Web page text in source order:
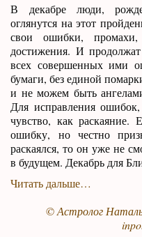
В декабре люди,
оглянутся на этот
свои ошибки,
достижения. И
всех совершенных ими
бумаги, без единой
и не можем быть
Для исправления
чувство, как
ошибку, но честно
раскаялся, то он уже не
в будущем. Декабрь для
Читать дальше…
© Астролог